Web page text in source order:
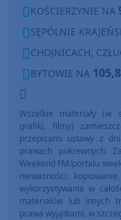
KOŚCIERZYNIE NA
SĘPÓLNIE
CHOJNICACH,
BYTOWIE NA
Wszelkie materiały (w
grafiki, filmy)
przepisami ustawy z
prawach pokrewnych.
Weekend FM/portalu
nieważności:
wykorzystywanie w
materiałów lub innych
prawa wyjątkami, w